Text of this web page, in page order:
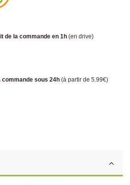
de la commande en 1h (en drive)
commande sous 24h (à partir de 5.99€)